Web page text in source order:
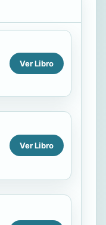
Ver Libro
Ver Libro